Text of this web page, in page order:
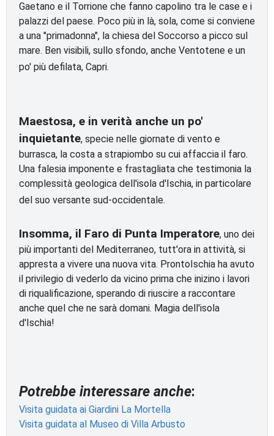
Gaetano e il Torrione che fanno capolino tra le case e i
palazzi del paese. Poco più in là, sola, come si conviene
a una "primadonna", la chiesa del Soccorso a picco sul
mare. Ben visibili, sullo sfondo, anche Ventotene e un
po' più defilata, Capri.
Maestosa, e in verità anche un po'
inquietante, specie nelle giornate di vento e
burrasca, la costa a strapiombo su cui affaccia il faro.
Una falesia imponente e frastagliata che testimonia la
complessità geologica dell'isola d'Ischia, in particolare
del suo versante sud-occidentale.
Insomma, il Faro di Punta Imperatore, uno dei
più importanti del Mediterraneo, tutt'ora in attività, si
appresta a vivere una nuova vita. ProntoIschia ha avuto
il privilegio di vederlo da vicino prima che inizino i lavori
di riqualificazione, sperando di riuscire a raccontare
anche quel che ne sarà domani. Magia dell'isola
d'Ischia!
Potrebbe interessare anche:
Visita guidata ai Giardini La Mortella
Visita guidata al Museo di Villa Arbusto